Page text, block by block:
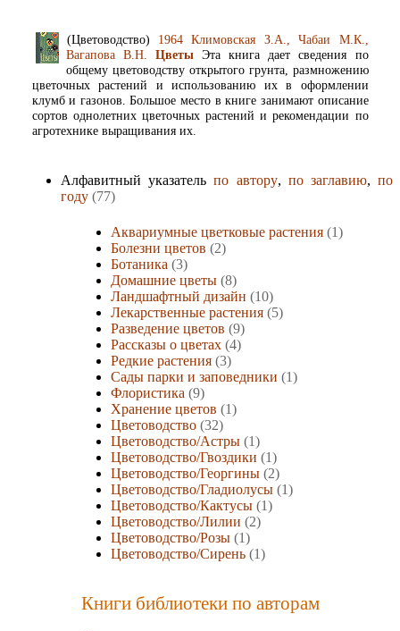
(Цветоводство) 1964 Климовская З.А., Чабаи М.К.,
Вагапова В.Н. ЦветыЭта книга дает сведения по
общему цветоводству открытого грунта, размножению
цветочных растений и использованию их в оформлении
клумб и газонов. Большое место в книге занимают описание
сортов однолетних цветочных растений и рекомендации по
агротехнике выращивания их.
Алфавитный указательпо автору, по заглавию,по
году (77)
Аквариумные цветковые растения (1)
Болезни цветов (2)
Ботаника (3)
Домашние цветы (8)
Ландшафтный дизайн (10)
Лекарственные растения (5)
Разведение цветов (9)
Рассказы о цветах (4)
Редкие растения (3)
Сады парки и заповедники (1)
Флористика (9)
Хранение цветов (1)
Цветоводство (32)
Цветоводство/Астры (1)
Цветоводство/Гвоздики (1)
Цветоводство/Георгины (2)
Цветоводство/Гладиолусы (1)
Цветоводство/Кактусы (1)
Цветоводство/Лилии (2)
Цветоводство/Розы (1)
Цветоводство/Сирень (1)
Книги библиотеки по авторам